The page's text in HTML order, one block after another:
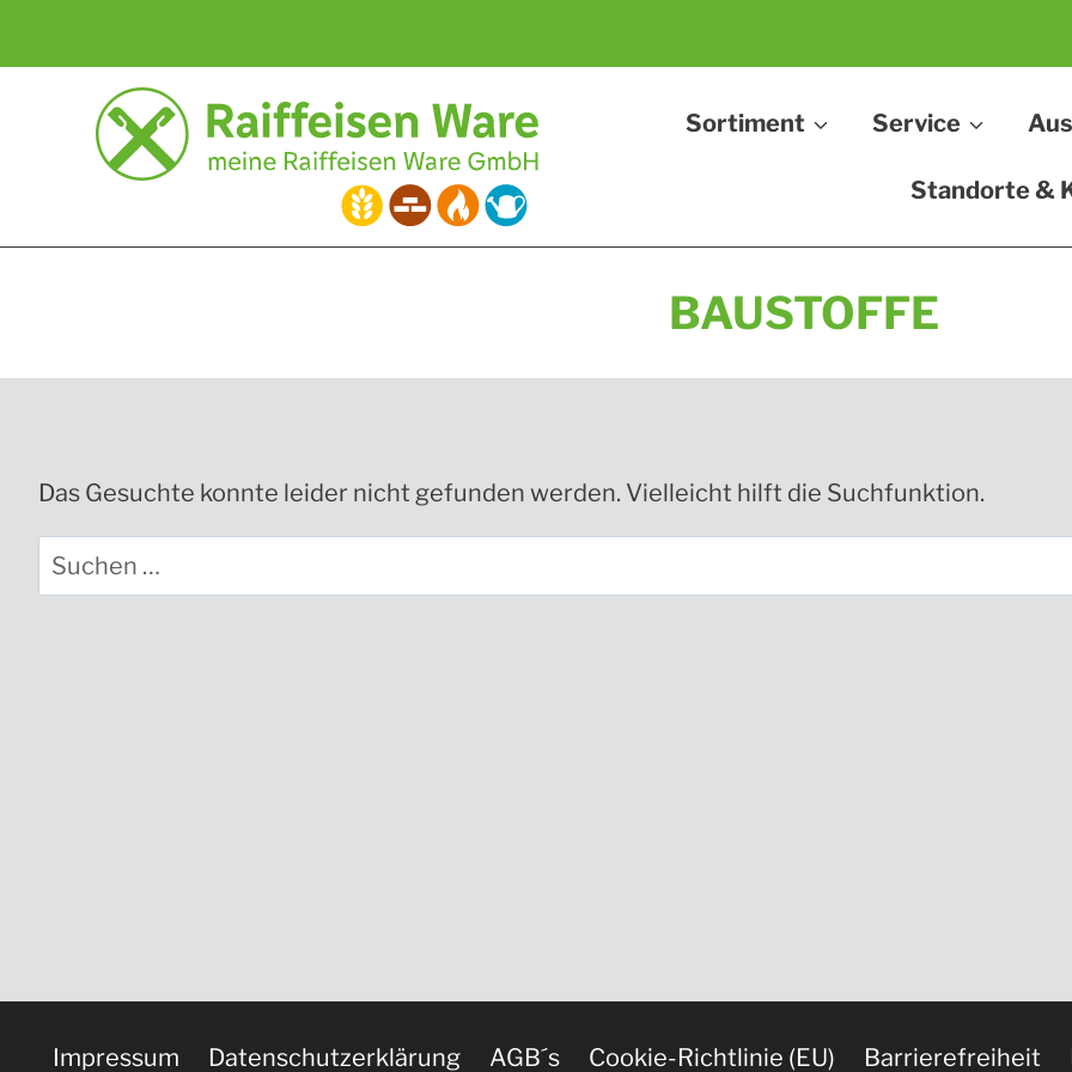
Sortiment Service
Standorte &
BAUSTOFFE
Das Gesuchte konnte leider nicht gefunden werden. Vielleicht hilft die Suchfunktion.
Suchen
nach:
Impressum Datenschutzerklärung AGB´s Cookie-Richtlinie (EU) Barrierefreiheit